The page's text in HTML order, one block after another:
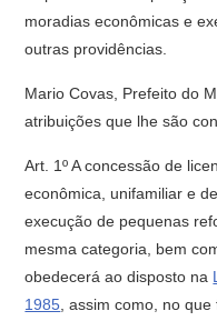
moradias econômicas e
outras providências.
Mario Covas, Prefeito do
atribuições que lhe são
Art. 1º A concessão de
econômica, unifamiliar e
execução de pequenas
mesma categoria, bem
obedecerá ao disposto na
1985 , assim como, no